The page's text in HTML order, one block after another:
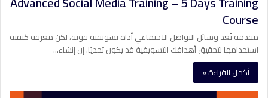
Course
مقدمة تُعَد وسائل التواصل الاجتماعي أداة تسويقية قوية، لكن معرفة كيفية
استخدامها لتحقيق أهدافك التسويقية قد يكون تحديًا. إن إنشاء…
أكمل القراءة »